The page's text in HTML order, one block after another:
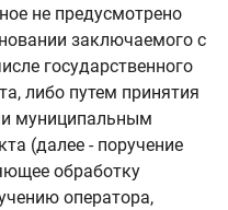
не предусмотрено
заключаемого с
государственного
либо путем принятия
муниципальным
(далее - поручение
обработку
оператора,